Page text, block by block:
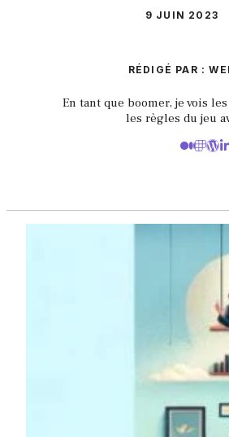
9 JUIN 2023
RÉDIGÉ PAR :
En tant que boomer, je vois
les règles du jeu